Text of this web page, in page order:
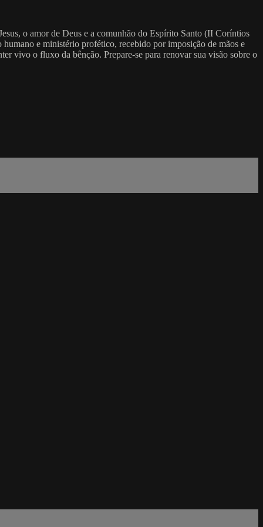
o amor de Deus e a comunhão do Espírito Santo (II Coríntios
e ministério profético, recebido por imposição de mãos e
vivo o fluxo da bênção. Prepare-se para renovar sua visão sobre o